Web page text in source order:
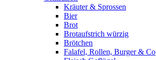
Kräuter & Sprossen
Bier
Brot
Brotaufstrich würzig
Brötchen
Falafel, Rollen, Burger & Co